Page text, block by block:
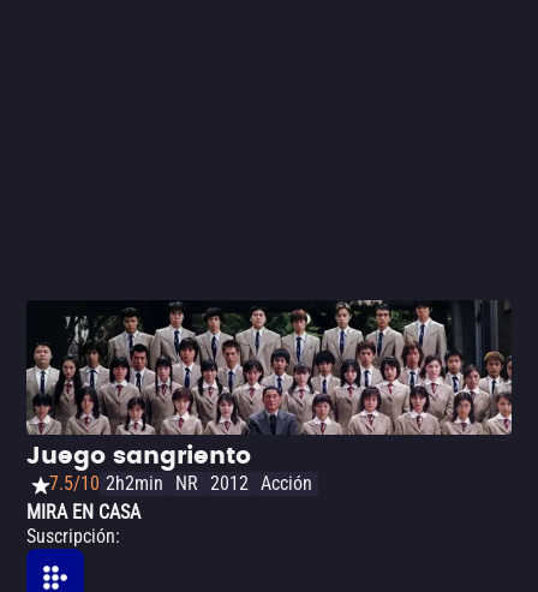
Juego sangriento
7.5/10 2h2min NR 2012 Acción
MIRA EN CASA
Suscripción: